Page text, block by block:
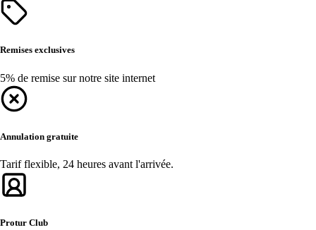
Remises exclusives
5% de remise sur notre site internet
Annulation gratuite
Tarif flexible, 24 heures avant l'arrivée.
Protur Club